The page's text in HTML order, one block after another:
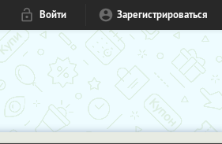
Войти Зарегистрироваться